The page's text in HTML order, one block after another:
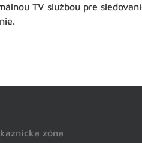
TV službou pre
zóna